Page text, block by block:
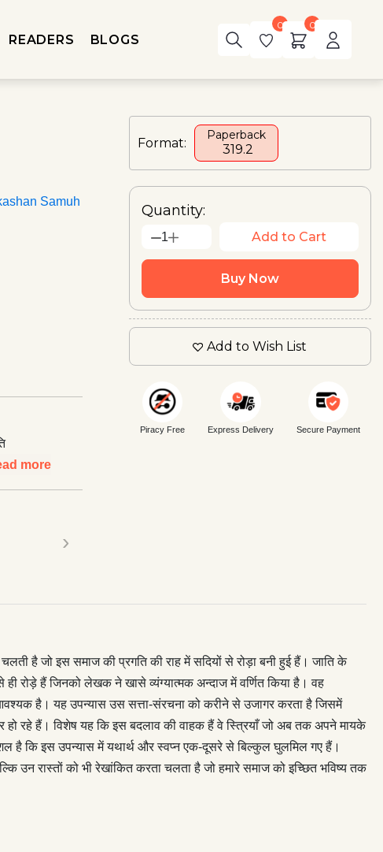
READERS BLOGS
0 0
Samuh
more
›
Format:
Paperback
₹ 319.2
Quantity:
1 Add to Cart
Buy Now
Add to Wish List
Piracy Free Express Delivery Secure Payment
है जो इस समाज की प्रगति की राह में सदियों से रोड़ा बनी हुई हैं। जाति के
ही रोड़े हैं जिनको लेखक ने खासे व्यंग्यात्मक अन्दाज में वर्णित किया है। वह
है। यह उपन्यास उस सत्ता-संरचना को करीने से उजागर करता है जिसमें
हो रहे हैं। विशेष यह कि इस बदलाव की वाहक हैं वे स्त्रियाँ जो अब तक अपने मायके
है कि इस उपन्यास में यथार्थ और स्वप्न एक-दूसरे से बिल्कुल घुलमिल गए हैं।
उन रास्तों को भी रेखांकित करता चलता है जो हमारे समाज को इच्छित भविष्य तक